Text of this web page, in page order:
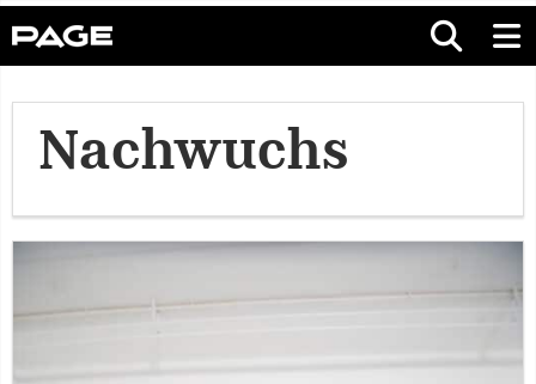
Nachwuchs